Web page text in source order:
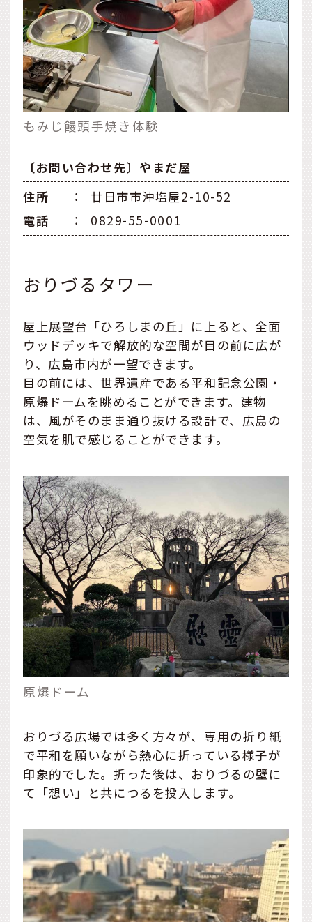
もみじ饅頭手焼き体験
〔お問い合わせ先〕やまだ屋
住所
：
廿日市市沖塩屋2-10-52
電話
： 0829-55-0001
おりづるタワー
屋上展望台「ひろしまの丘」に上ると、全面
ウッドデッキで解放的な空間が目の前に広が
り、広島市内が一望できます。
目の前には、世界遺産である平和記念公園・
原爆ドームを眺めることができます。建物
は、風がそのまま通り抜ける設計で、広島の
空気を肌で感じることができます。
原爆ドーム
おりづる広場では多く方々が、専用の折り紙
で平和を願いながら熱心に折っている様子が
印象的でした。折った後は、おりづるの壁に
て「想い」と共につるを投入します。